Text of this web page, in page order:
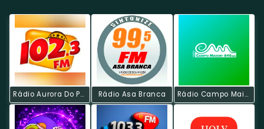
Rádio Aurora Do Povo - FM Rádio Asa Branca Rádio Campo Maior AM